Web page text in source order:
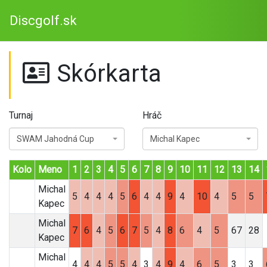
Discgolf.sk
Skórkarta
Turnaj
SWAM Jahodná Cup
Hráč
Michal Kapec
Kolo Meno 1 2 3 4 5 6 7 8 9 10 11 12 13 14
Michal
Kapec
5 4 4 4 5 6 4 4 9 4 10 4 5 5
Michal
Kapec
7 6 4 5 6 7 5 4 8 6 4 5 67 28
Michal
4 4 4 5 5 4 3 4 9 4 6 5 3 3